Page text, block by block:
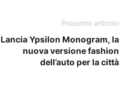
Prossimo articolo
Lancia Ypsilon Monogram, la
nuova versione fashion
dell’auto per la città